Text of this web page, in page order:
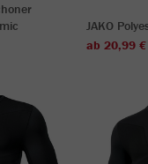
JAKO
ab 20,99 €